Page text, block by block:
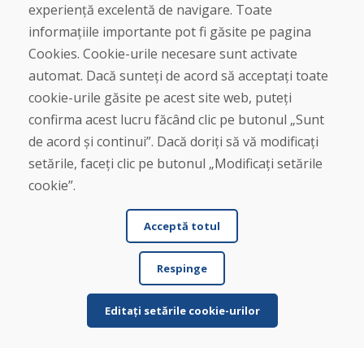
Jürgen Reinhard , 17.12.2025
★★★★ ★
Am comandat o pereche de schiuri folosite și le-am
primit în termen de patru zile lucrătoare. Sch...
Citește mai mult ...
Afișează mai multe recenzii >
Scrie o recenzie
★★
experiență excelentă de navigare. Toate
informațiile importante pot fi găsite pe pagina
Cookies. Cookie-urile necesare sunt activate
automat. Dacă sunteți de acord să acceptați toate
cookie-urile găsite pe acest site web, puteți
confirma acest lucru făcând clic pe butonul „Sunt
de acord și continui”. Dacă doriți să vă modificați
setările, faceți clic pe butonul „Modificați setările
cookie”.
Acceptă totul
Respinge
Editați setările cookie-urilor